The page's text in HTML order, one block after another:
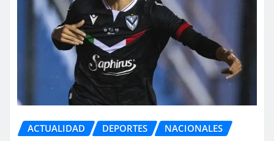
ACTUALIDAD DEPORTES NACIONALES